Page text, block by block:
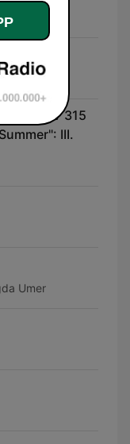
RV 315
III.
Umer